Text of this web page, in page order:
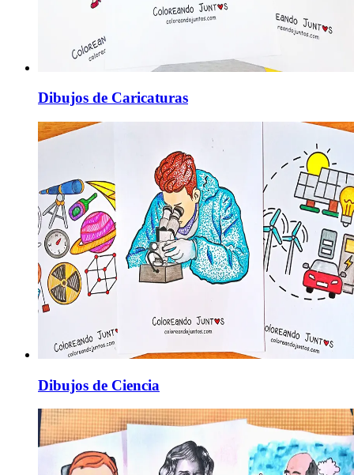
Dibujos de Caricaturas
Dibujos de Ciencia